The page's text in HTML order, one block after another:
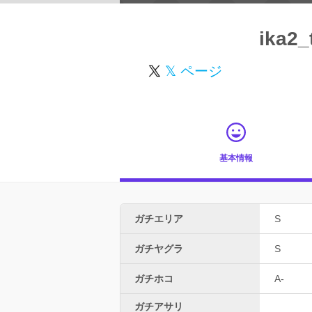
𝕏 ページ
基本情報
ガチエリア S
ガチヤグラ S
ガチホコ A-
ガチアサリ